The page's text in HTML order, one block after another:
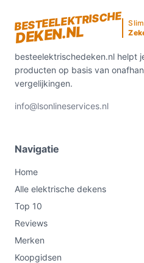
BESTEELEKTRISCHE
DEKEN.NL
besteelektrischedeken.nl helpt
producten op basis van
vergelijkingen.
info@lsonlineservices.nl
Navigatie
Home
Alle elektrische dekens
Top 10
Reviews
Merken
Koopgidsen